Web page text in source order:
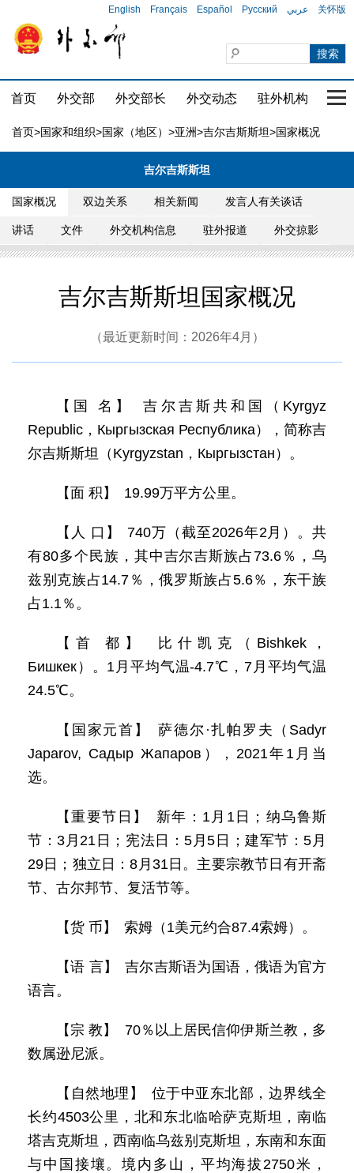
English Français Español Русский عربي 关怀版
首页 外交部 外交部长 外交动态 驻外机构 国
首页>国家和组织>国家（地区） >亚洲>吉尔吉斯斯坦>国家概况
吉尔吉斯斯坦
国家概况 双边关系 相关新闻 发言人有关谈话
讲话 文件 外交机构信息 驻外报道 外交掠影
吉尔吉斯斯坦国家概况
（最近更新时间：2026年4月）
【国 名】 吉尔吉斯共和国（Kyrgyz
Republic，Кыргызская Республика），简称吉
尔吉斯斯坦（Kyrgyzstan，Кыргызстан）。
【面 积】 19.99万平方公里。
【人 口】 740万（截至2026年2月）。共
有80多个民族，其中吉尔吉斯族占73.6％，乌
兹别克族占14.7％，俄罗斯族占5.6％，东干族
占1.1％。
【首 都】 比什凯克（Bishkek，
Бишкек）。1月平均气温-4.7℃，7月平均气温
24.5℃。
【国家元首】 萨德尔·扎帕罗夫（Sadyr
Japarov, Садыр Жапаров），2021年1月当
选。
【重要节日】 新年：1月1日；纳乌鲁斯
节：3月21日；宪法日：5月5日；建军节：5月
29日；独立日：8月31日。主要宗教节日有开斋
节、古尔邦节、复活节等。
【货 币】 索姆（1美元约合87.4索姆）。
【语 言】 吉尔吉斯语为国语，俄语为官方
语言。
【宗 教】 70％以上居民信仰伊斯兰教，多
数属逊尼派。
【自然地理】 位于中亚东北部，边界线全
长约4503公里，北和东北临哈萨克斯坦，南临
塔吉克斯坦，西南临乌兹别克斯坦，东南和东面
与中国接壤。境内多山，平均海拔2750米，